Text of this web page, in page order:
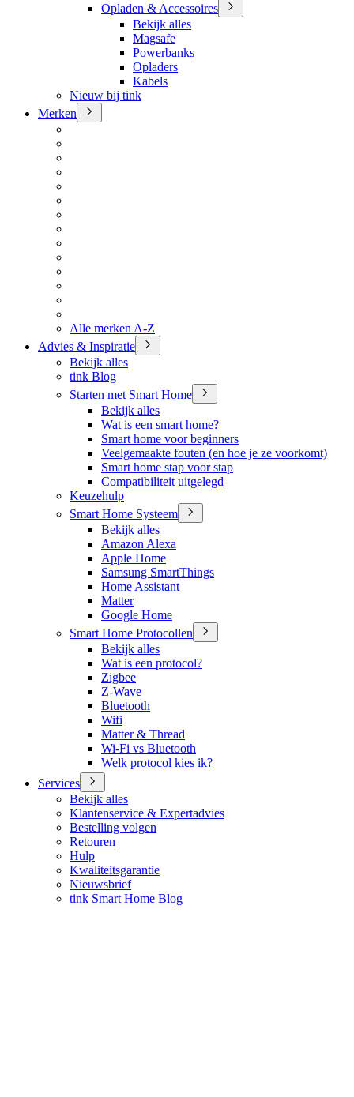
Opladen & Accessoires
Bekijk alles
Magsafe
Powerbanks
Opladers
Kabels
Nieuw bij tink
Merken
Alle merken A-Z
Advies & Inspiratie
Bekijk alles
tink Blog
Starten met Smart Home
Bekijk alles
Wat is een smart home?
Smart home voor beginners
Veelgemaakte fouten (en hoe je ze voorkomt)
Smart home stap voor stap
Compatibiliteit uitgelegd
Keuzehulp
Smart Home Systeem
Bekijk alles
Amazon Alexa
Apple Home
Samsung SmartThings
Home Assistant
Matter
Google Home
Smart Home Protocollen
Bekijk alles
Wat is een protocol?
Zigbee
Z-Wave
Bluetooth
Wifi
Matter & Thread
Wi-Fi vs Bluetooth
Welk protocol kies ik?
Services
Bekijk alles
Klantenservice & Expertadvies
Bestelling volgen
Retouren
Hulp
Kwaliteitsgarantie
Nieuwsbrief
tink Smart Home Blog